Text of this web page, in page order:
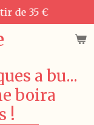
de 35 €
a bu...
boira
!